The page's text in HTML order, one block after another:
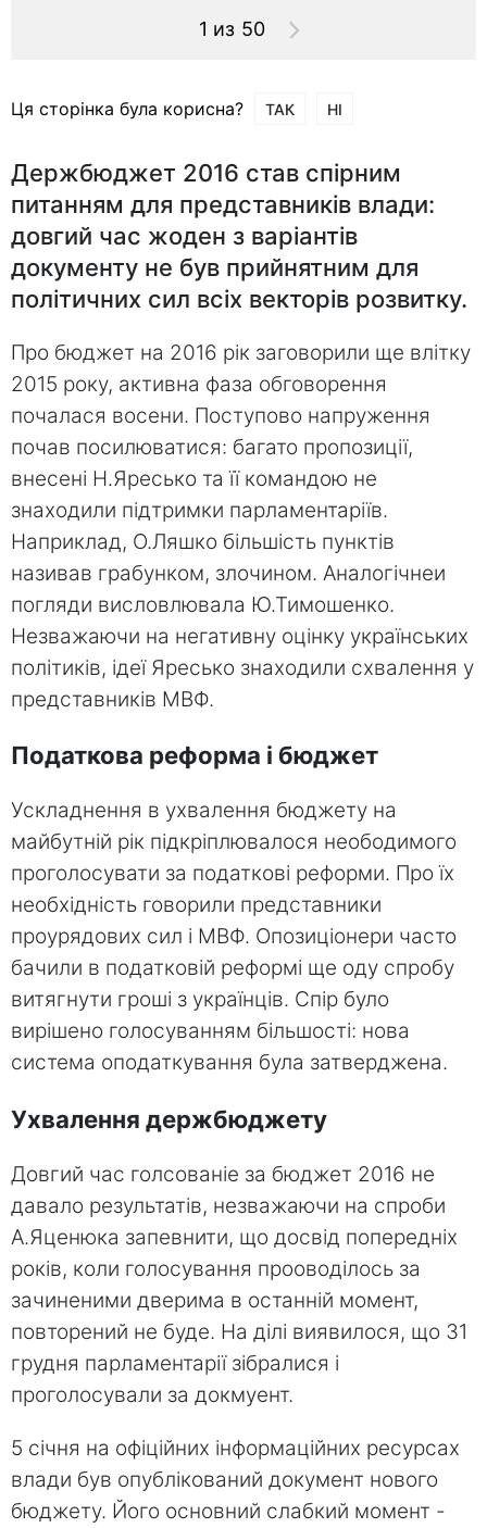
1 из 50
Ця сторінка була корисна? ТАК НІ
Держбюджет 2016 став спірним
питанням для представників влади:
довгий час жоден з варіантів
документу не був прийнятним для
політичних сил всіх векторів розвитку.
Про бюджет на 2016 рік заговорили ще влітку
2015 року, активна фаза обговорення
почалася восени. Поступово напруження
почав посилюватися: багато пропозиції,
внесені Н.Яресько та її командою не
знаходили підтримки парламентаріїв.
Наприклад, О.Ляшко більшість пунктів
називав грабунком, злочином. Аналогічнеи
погляди висловлювала Ю.Тимошенко.
Незважаючи на негативну оцінку українських
політиків, ідеї Яресько знаходили схвалення у
представників МВФ.
Податкова реформа і бюджет
Ускладнення в ухвалення бюджету на
майбутній рік підкріплювалося неободимого
проголосувати за податкові реформи. Про їх
необхідність говорили представники
проурядових сил і МВФ. Опозиціонери часто
бачили в податковій реформі ще оду спробу
витягнути гроші з українців. Спір було
вирішено голосуванням більшості: нова
система оподаткування була затверджена.
Ухвалення держбюджету
Довгий час голсованіе за бюджет 2016 не
давало результатів, незважаючи на спроби
А.Яценюка запевнити, що досвід попередніх
років, коли голосування прооводілось за
зачиненими дверима в останній момент,
повторений не буде. На ділі виявилося, що 31
грудня парламентарії зібралися і
проголосували за докмуент.
5 січня на офіційних інформаційних ресурсах
влади був опублікований документ нового
бюджету. Його основний слабкий момент -